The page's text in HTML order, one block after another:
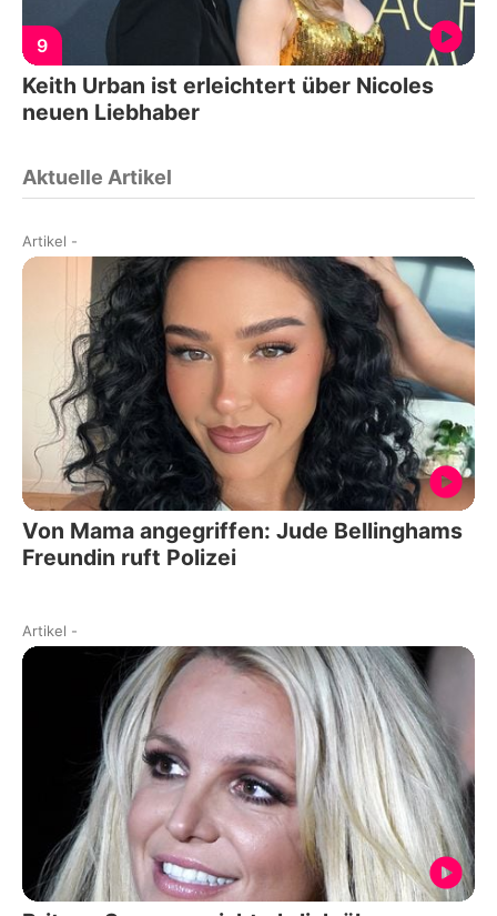
9
Keith Urban ist erleichtert über Nicoles
neuen Liebhaber
Aktuelle Artikel
Artikel -
Von Mama angegriffen: Jude Bellinghams
Freundin ruft Polizei
Artikel -